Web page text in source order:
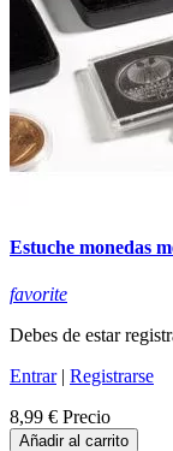
Estuche monedas
favorite
Debes de estar
Entrar| Registrarse
8,99 € Precio
Añadir al carrito